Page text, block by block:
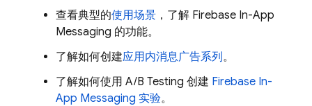
查看典型的使用场景 ，了解 Firebase In-App
Messaging 的功能。
了解如何创建应用内消息广告系列。
了解如何使用 A/B Testing 创建 Firebase In-
App Messaging 实验。